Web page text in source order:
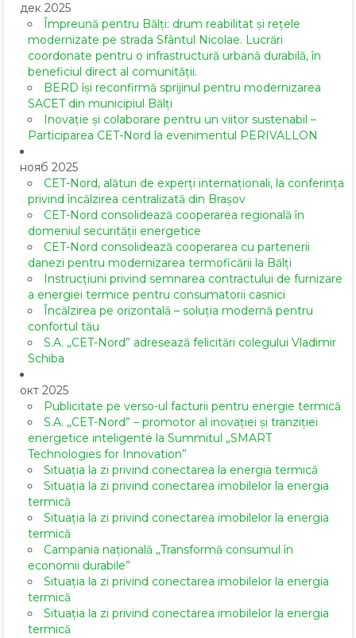
дек 2025
Împreună pentru Bălți: drum reabilitat și rețele
modernizate pe strada Sfântul Nicolae. Lucrări
coordonate pentru o infrastructură urbană durabilă, în
beneficiul direct al comunității.
BERD își reconfirmă sprijinul pentru modernizarea
SACET din municipiul Bălți
Inovație și colaborare pentru un viitor sustenabil –
Participarea CET-Nord la evenimentul PERIVALLON
нояб 2025
CET-Nord, alături de experți internaționali, la conferința
privind încălzirea centralizată din Brașov
CET-Nord consolidează cooperarea regională în
domeniul securității energetice
CET-Nord consolidează cooperarea cu partenerii
danezi pentru modernizarea termoficării la Bălți
Instrucțiuni privind semnarea contractului de furnizare
a energiei termice pentru consumatorii casnici
Încălzirea pe orizontală – soluția modernă pentru
confortul tău
S.A. „CET-Nord” adresează felicitări colegului Vladimir
Schiba
окт 2025
Publicitate pe verso-ul facturii pentru energie termică
S.A. „CET-Nord” – promotor al inovației și tranziției
energetice inteligente la Summitul „SMART
Technologies for Innovation”
Situația la zi privind conectarea la energia termică
Situația la zi privind conectarea imobilelor la energia
termică
Situația la zi privind conectarea imobilelor la energia
termică
Campania națională „Transformă consumul în
economii durabile”
Situația la zi privind conectarea imobilelor la energia
termică
Situația la zi privind conectarea imobilelor la energia
termică